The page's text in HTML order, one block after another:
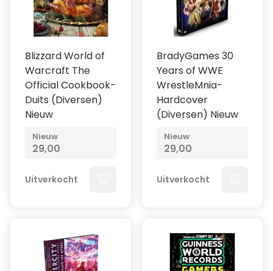
Blizzard World of
Warcraft The
Official Cookbook-
Duits (Diversen)
Nieuw
Nieuw
29,00
Uitverkocht
BradyGames 30
Years of WWE
WrestleMnia-
Hardcover
(Diversen) Nieuw
Nieuw
29,00
Uitverkocht